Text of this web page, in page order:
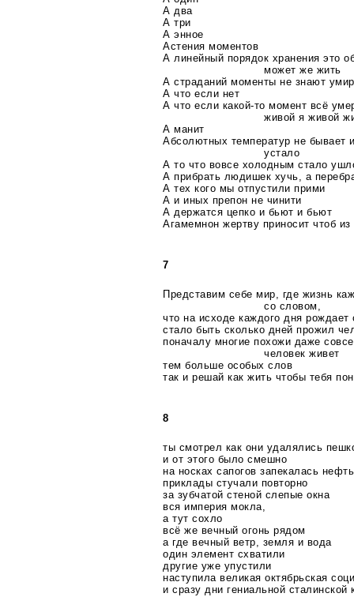
А два
А три
А энное
Астения моментов
А линейный порядок хранения это
может же жить
А страданий моменты не знают
А что если нет
А что если какой-то момент всё
живой я живой
А манит
Абсолютных температур не бывает
устало
А то что вовсе холодным стало
А прибрать людишек хучь, а
А тех кого мы отпустили прими
А и иных препон не чинити
А держатся цепко и бьют и бьют
Агамемнон жертву приносит чтоб
7
Представим себе мир, где жизнь
со словом,
что на исходе каждого дня
стало быть сколько дней прожил
поначалу многие похожи даже
человек живет
тем больше особых слов
так и решай как жить чтобы тебя
8
ты смотрел как они удалялись
и от этого было смешно
на носках сапогов запекалась нефть
приклады стучали повторно
за зубчатой стеной слепые окна
вся империя мокла,
а тут сохло
всё же вечный огонь рядом
а где вечный ветр, земля и вода
один элемент схватили
другие уже упустили
наступила великая октябрьская
и сразу дни гениальной сталинской